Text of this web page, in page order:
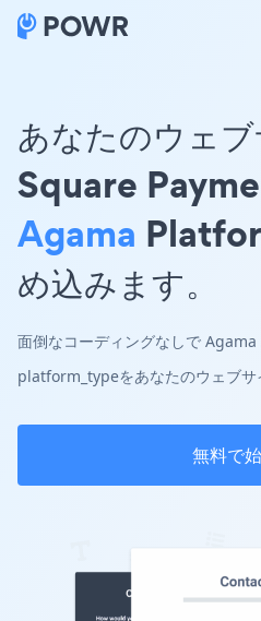
あなたのウェ
Square
Agama
め込みます。
面倒なコーディングなしで
platform_typeをあなたのウェブサ
無料で